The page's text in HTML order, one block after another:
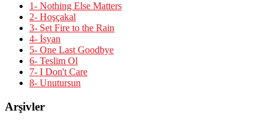
1- Nothing Else Matters
2- Hoşçakal
3- Set Fire to the Rain
4- İsyan
5- One Last Goodbye
6- Teslim Ol
7- I Don't Care
8- Unutursun
Arşivler